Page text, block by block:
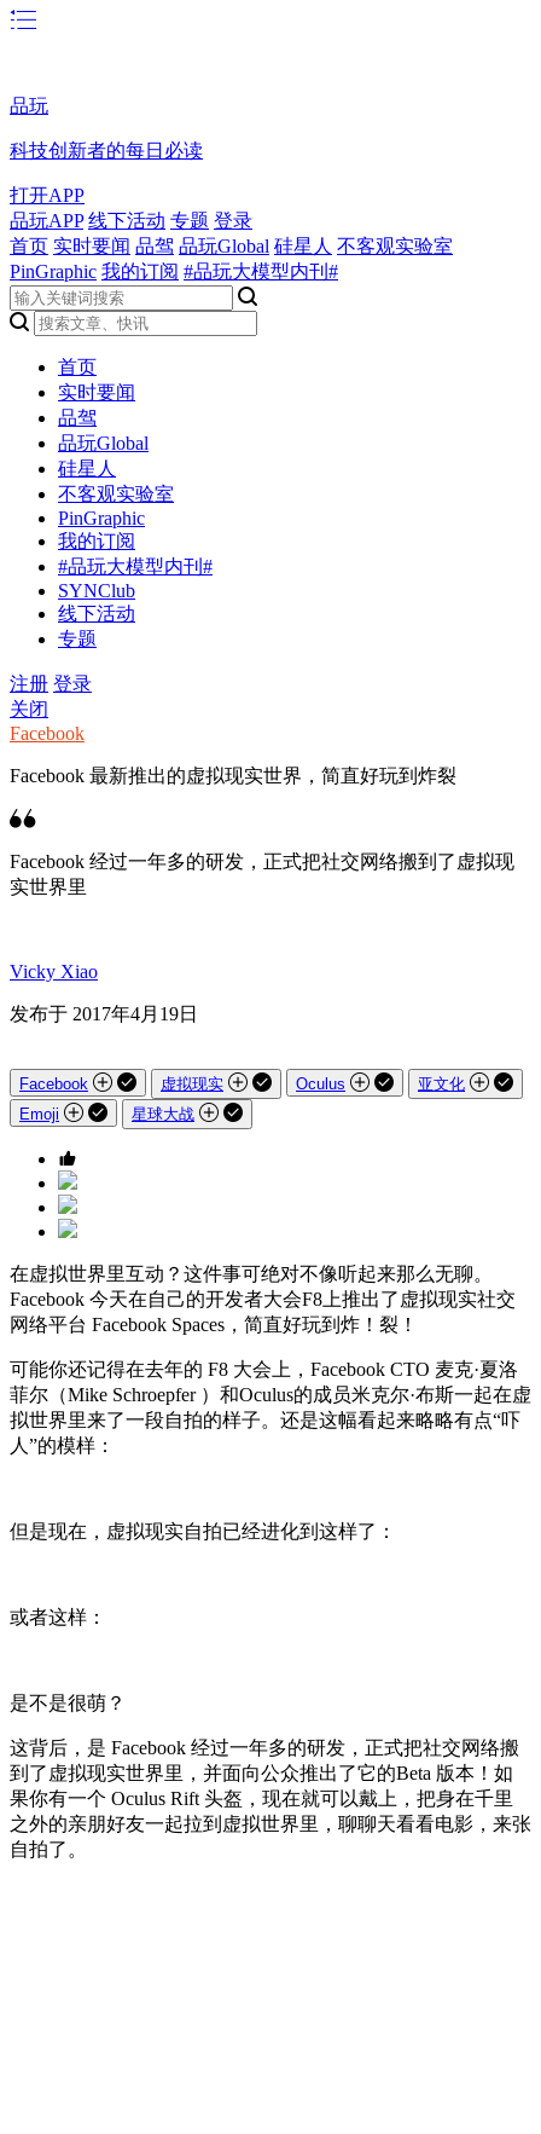
品玩
科技创新者的每日必读
打开APP
品玩APP 线下活动 专题 登录
首页 实时要闻 品驾 品玩Global 硅星人 不客观实验室
PinGraphic 我的订阅 #品玩大模型内刊#
首页
实时要闻
品驾
品玩Global
硅星人
不客观实验室
PinGraphic
我的订阅
#品玩大模型内刊#
SYNClub
线下活动
专题
注册 登录
关闭
Facebook
Facebook 最新推出的虚拟现实世界，简直好玩到炸裂
Facebook 经过一年多的研发，正式把社交网络搬到了虚拟现
实世界里
Vicky Xiao
发布于 2017年4月19日
Facebook 虚拟现实 Oculus
亚文化
Emoji
星球大战
在虚拟世界里互动？这件事可绝对不像听起来那么无聊。
Facebook 今天在自己的开发者大会F8上推出了虚拟现实社交
网络平台 Facebook Spaces，简直好玩到炸！裂！
可能你还记得在去年的 F8 大会上，Facebook CTO 麦克·夏洛
菲尔（Mike Schroepfer ）和Oculus的成员米克尔·布斯一起在虚
拟世界里来了一段自拍的样子。还是这幅看起来略略有点“吓
人”的模样：
但是现在，虚拟现实自拍已经进化到这样了：
或者这样：
是不是很萌？
这背后，是 Facebook 经过一年多的研发，正式把社交网络搬
到了虚拟现实世界里，并面向公众推出了它的Beta 版本！如
果你有一个 Oculus Rift 头盔，现在就可以戴上，把身在千里
之外的亲朋好友一起拉到虚拟世界里，聊聊天看看电影，来张
自拍了。